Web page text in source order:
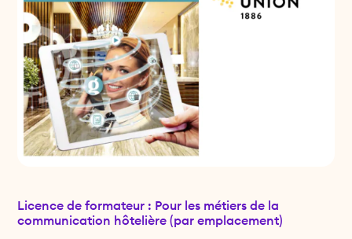
Licence de formateur : Pour les métiers de la
communication hôtelière (par emplacement)